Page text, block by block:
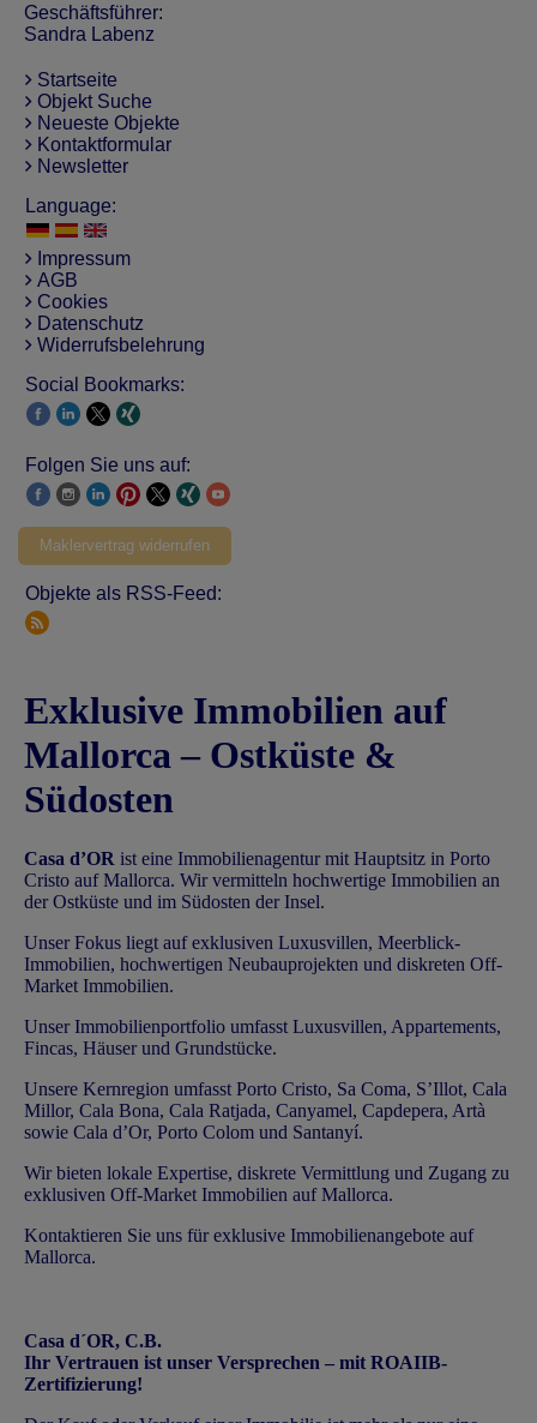
Geschäftsführer:
Sandra Labenz
Startseite
Objekt Suche
Neueste Objekte
Kontaktformular
Newsletter
Language:
Impressum
AGB
Cookies
Datenschutz
Widerrufsbelehrung
Social Bookmarks:
Folgen Sie uns auf:
Maklervertrag widerrufen
Objekte als RSS-Feed:
Exklusive Immobilien auf
Mallorca – Ostküste &
Südosten
Casa d’OR ist eine Immobilienagentur mit Hauptsitz in Porto
Cristo auf Mallorca. Wir vermitteln hochwertige Immobilien an
der Ostküste und im Südosten der Insel.
Unser Fokus liegt auf exklusiven Luxusvillen, Meerblick-
Immobilien, hochwertigen Neubauprojekten und diskreten Off-
Market Immobilien.
Unser Immobilienportfolio umfasst Luxusvillen, Appartements,
Fincas, Häuser und Grundstücke.
Unsere Kernregion umfasst Porto Cristo, Sa Coma, S’Illot, Cala
Millor, Cala Bona, Cala Ratjada, Canyamel, Capdepera, Artà
sowie Cala d’Or, Porto Colom und Santanyí.
Wir bieten lokale Expertise, diskrete Vermittlung und Zugang zu
exklusiven Off-Market Immobilien auf Mallorca.
Kontaktieren Sie uns für exklusive Immobilienangebote auf
Mallorca.
Casa d´OR, C.B.
Ihr Vertrauen ist unser Versprechen – mit ROAIIB-
Zertifizierung!